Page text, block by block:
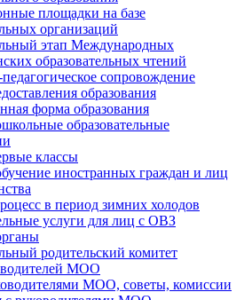
площадки на базе
организаций
этап Международных
образовательных чтений
сопровождение
образования
форма образования
образовательные
классы
иностранных граждан и лиц
в период зимних холодов
услуги для лиц с ОВЗ
родительский комитет
МОО
МОО, советы, комиссии